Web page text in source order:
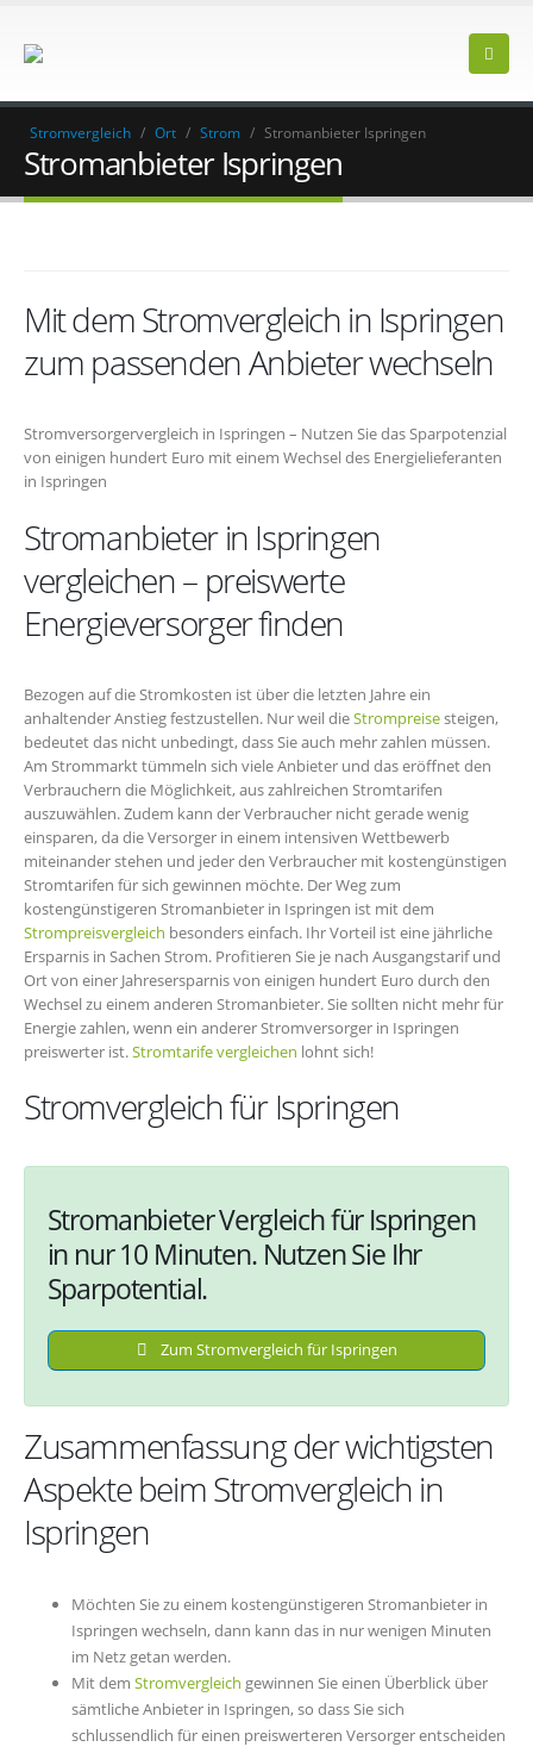
Stromvergleich / Ort / Strom / Stromanbieter Ispringen
Stromanbieter Ispringen
Mit dem Stromvergleich in Ispringen
zum passenden Anbieter wechseln
Stromversorgervergleich in Ispringen – Nutzen Sie das Sparpotenzial
von einigen hundert Euro mit einem Wechsel des Energielieferanten
in Ispringen
Stromanbieter in Ispringen
vergleichen – preiswerte
Energieversorger finden
Bezogen auf die Stromkosten ist über die letzten Jahre ein
anhaltender Anstieg festzustellen. Nur weil dieStrompreisesteigen,
bedeutet das nicht unbedingt, dass Sie auch mehr zahlen müssen.
Am Strommarkt tümmeln sich viele Anbieter und das eröffnet den
Verbrauchern die Möglichkeit, aus zahlreichen Stromtarifen
auszuwählen. Zudem kann der Verbraucher nicht gerade wenig
einsparen, da die Versorger in einem intensiven Wettbewerb
miteinander stehen und jeder den Verbraucher mit kostengünstigen
Stromtarifen für sich gewinnen möchte. Der Weg zum
kostengünstigeren Stromanbieter in Ispringen ist mit dem
Strompreisvergleich besonders einfach. Ihr Vorteil ist eine jährliche
Ersparnis in Sachen Strom. Profitieren Sie je nach Ausgangstarif und
Ort von einer Jahresersparnis von einigen hundert Euro durch den
Wechsel zu einem anderen Stromanbieter. Sie sollten nicht mehr für
Energie zahlen, wenn ein anderer Stromversorger in Ispringen
preiswerter ist.Stromtarife vergleichen lohnt sich!
Stromvergleich für Ispringen
Stromanbieter Vergleich für Ispringen
in nur 10 Minuten. Nutzen Sie Ihr
Sparpotential.
Zum Stromvergleich für Ispringen
Zusammenfassung der wichtigsten
Aspekte beim Stromvergleich in
Ispringen
Möchten Sie zu einem kostengünstigeren Stromanbieter in
Ispringen wechseln, dann kann das in nur wenigen Minuten
im Netz getan werden.
Mit dem Stromvergleich gewinnen Sie einen Überblick über
sämtliche Anbieter in Ispringen, so dass Sie sich
schlussendlich für einen preiswerteren Versorger entscheiden